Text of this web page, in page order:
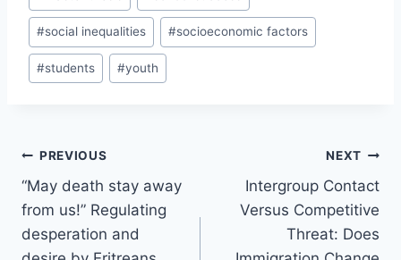
#social inequalities #socioeconomic factors
#students #youth
Post
navigation
PREVIOUS
“May death stay away
from us!” Regulating
desperation and
NEXT
Intergroup Contact
Versus Competitive
Threat: Does